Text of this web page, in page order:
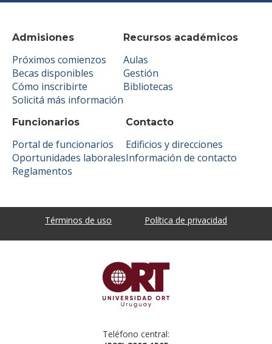
Admisiones
Próximos comienzos
Becas disponibles
Cómo inscribirte
Solicitá más información
Recursos académicos
Aulas
Gestión
Bibliotecas
Funcionarios
Portal de funcionarios
Oportunidades laborales
Reglamentos
Contacto
Edificios y direcciones
Información de contacto
Términos de uso Política de privacidad
Teléfono central: